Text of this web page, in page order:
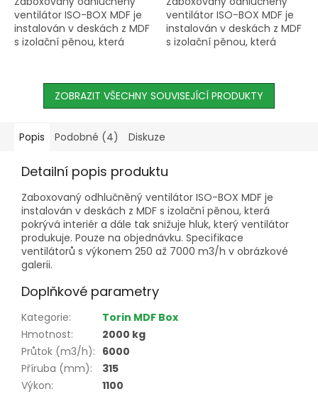
ventilátor ISO-BOX MDF je
instalován v deskách z MDF
s izolační pěnou, která
produkuje. Pouze na...
ventilátor ISO-BOX MDF je
instalován v deskách z MDF
s izolační pěnou, která
produkuje. Pouze na...
ZOBRAZIT VŠECHNY SOUVISEJÍCÍ PRODUKTY
Popis Podobné (4) Diskuze
Detailní popis produktu
Zaboxovaný odhlučněný ventilátor ISO-BOX MDF je
instalován v deskách z MDF s izolační pěnou, která
pokrývá interiér a dále tak snižuje hluk, který ventilátor
produkuje. Pouze na objednávku. Specifikace
ventilátorů s výkonem 250 až 7000 m3/h v obrázkové
galerii.
Doplňkové parametry
Kategorie:
Torin MDF Box
Hmotnost:
2000 kg
Průtok (m3/h): 6000
Příruba (mm):
315
Výkon: 1100